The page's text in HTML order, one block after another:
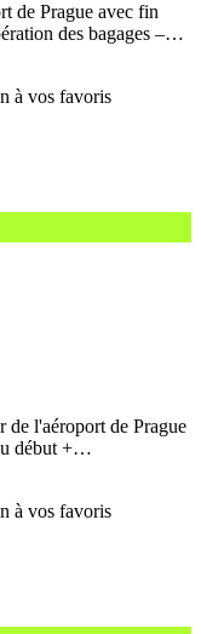
de Prague avec fin
des bagages –…
l'aéroport de Prague
début +…